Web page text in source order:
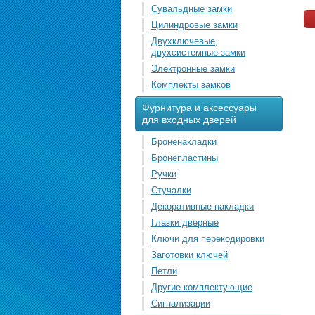
Сувальдные замки
Цилиндровые замки
Двухключевые,
двухсистемные замки
Электронные замки
Комплекты замков
Фурнитура и аксессуары
для входных дверей
Броненакладки
Бронепластины
Ручки
Стучалки
Декоративные накладки
Глазки дверные
Ключи для перекодировки
Заготовки ключей
Петли
Другие комплектующие
Сигнализации